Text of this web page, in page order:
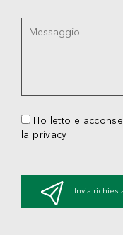
Ho letto e
la privacy
Invia